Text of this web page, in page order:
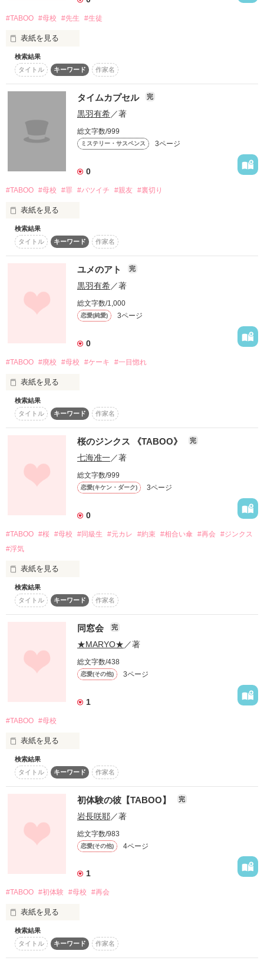
大好きだった先生と
作品を読む
BeeTV×Berry's Cafe 短編コンテスト企画第2弾「タブー～秘密
の恋～」
＜テーマ＞「彼氏がいるのに母校に行って…」
メクラヤナギさん、再び嬉しいレビューをありがとうございま
作品を読む
#TABOO #母校 #先生 #生徒
表紙を見る
ﾟ+*:;;;:*彼氏がいるのに母校へ行って…ﾟ+*:;;;:*
先生、あのね……
私の心の最奥には
まだ先生への炎が小さく灯っているの……
タブー
～秘密の恋～
検索結果
タイトル
キーワード 作家名
タイムカプセル 完
黒羽有希／著
総文字数/999
ミステリー・サスペンス 3ページ
0
#TABOO #母校 #罪 #バツイチ #親友 #裏切り
表紙を見る
二十年前に小学校の庭に埋めたタイムカプセル。
その中には、未来へ向けた自分への作文や、宝物を詰め込んで
いた。
堀北七緒（ほりきた ななお）。三十二歳。
彼氏持ちのバツイチだ。
私が埋めた宝物。
それは、小さな紙の箱に入れた物。
誰にも見られてはいけない。
だって、それは私の犯罪の証だから……。
＜テーマ＞「彼氏がいるのに母校に行って…」
作品を読む
検索結果
タイトル
キーワード 作家名
ユメのアト 完
黒羽有希／著
総文字数/1,000
恋愛(純愛) 3ページ
0
#TABOO #廃校 #母校 #ケーキ #一目惚れ
表紙を見る
数年前に廃校になってしまった二宮愛理（にのみや えり）の母
校。
そこは今ではスイーツを売る店が競合する、洒落た木造建築に
そこでたまたま出会ったケーキ職人は、かつての同級生
で……。
BeeTV Berry's Cafe 短編コンテスト企画第2弾「タブー～秘密
＜テーマ＞「彼氏がいるのに母校に行って…」
13'1.5完結
検索結果
タイトル
キーワード 作家名
桜のジンクス 《TABOO》 完
七海准一／著
総文字数/999
恋愛(キケン・ダーク) 3ページ
0
#TABOO #桜 #母校 #同級生 #元カレ #約束 #相合い傘 #再会 #ジンクス
#浮気
表紙を見る
私たちは約束した
「彼氏がいるのに母校に行って」
検索結果
タイトル
キーワード 作家名
同窓会 完
★MARYO★ ／著
総文字数/438
恋愛(その他) 3ページ
1
#TABOO #母校
表紙を見る
高校の同窓会に行って
卒業して2年たつのに…
まだ、会うとドキドキ…
再会は早すぎた…
TABOO参加作品
作品を読む
検索結果
タイトル
キーワード 作家名
初体験の彼【TABOO】 完
岩長咲耶／著
総文字数/983
恋愛(その他) 4ページ
1
#TABOO #初体験 #母校 #再会
表紙を見る
大切な『初めて』を捧げた彼。
検索結果
タイトル
キーワード 作家名